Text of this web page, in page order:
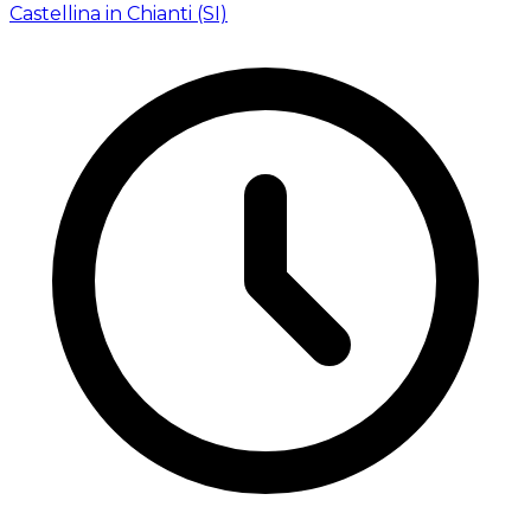
Castellina in Chianti (SI)